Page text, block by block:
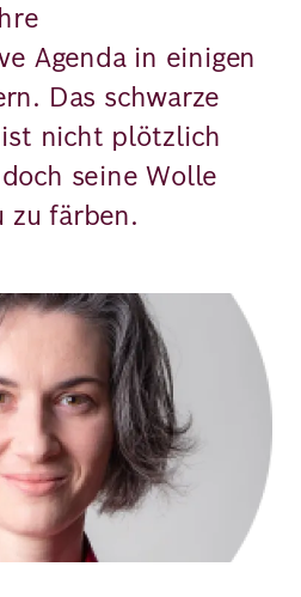
Agenda in einigen
Das schwarze
nicht plötzlich
seine Wolle
zu färben.